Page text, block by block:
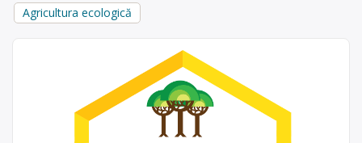
Agricultura ecologică